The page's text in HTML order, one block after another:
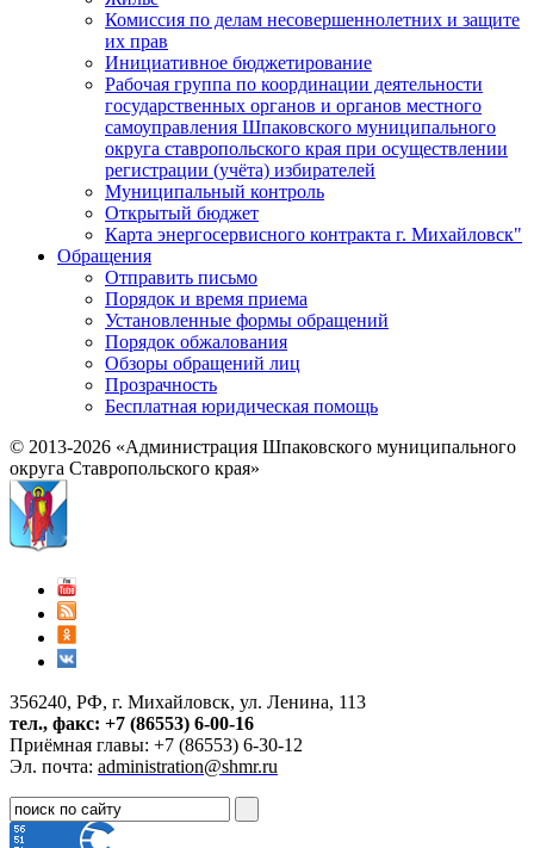
Комиссия по делам несовершеннолетних и защите
их прав
Инициативное бюджетирование
Рабочая группа по координации деятельности
государственных органов и органов местного
самоуправления Шпаковского муниципального
округа ставропольского края при осуществлении
регистрации (учёта) избирателей
Муниципальный контроль
Открытый бюджет
Карта энергосервисного контракта г. Михайловск"
Обращения
Отправить письмо
Порядок и время приема
Установленные формы обращений
Порядок обжалования
Обзоры обращений лиц
Прозрачность
Бесплатная юридическая помощь
© 2013-2026 «Администрация Шпаковского муниципального
округа Ставропольского края»
356240, РФ, г. Михайловск, ул. Ленина, 113
тел., факс: +7 (86553) 6-00-16
Приёмная главы: +7 (86553) 6-30-12
Эл. почта: administration@shmr.ru